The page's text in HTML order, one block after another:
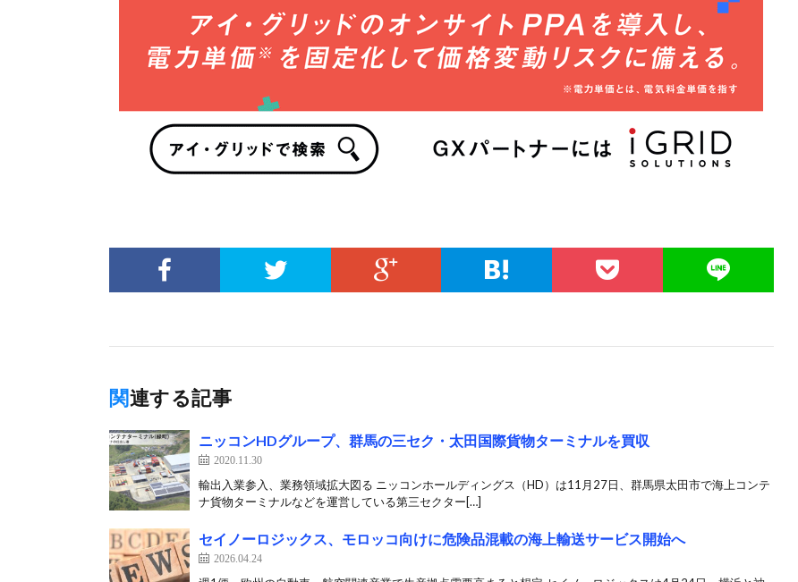
関連する記事
ニッコンHDグループ、群馬の三セク・太田国際貨物ターミナルを買収
2020.11.30
輸出入業参入、業務領域拡大図る ニッコンホールディングス（HD）は11月27日、群馬県太田市で海上コンテ
ナ貨物ターミナルなどを運営している第三セクター[…]
セイノーロジックス、モロッコ向けに危険品混載の海上輸送サービス開始へ
2026.04.24